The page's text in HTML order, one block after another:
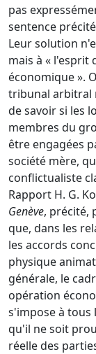
pas
sentence
Leur solution
mais à « l'esprit
économique ».
tribunal arbitral
de savoir si les
membres du
être engagées
société mère,
conflictualiste
Rapport H. G.
Genève, précité,
que, dans les
les accords
physique
générale, le
opération
s'impose à tous
qu'il ne soit
réelle des